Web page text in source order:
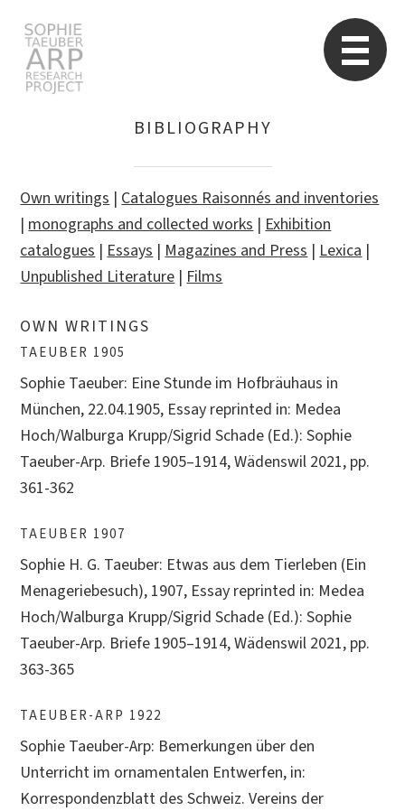
for:
BIBLIOGRAPHY
Own writings|Catalogues Raisonnés and inventories
|monographs and collected works|Exhibition
catalogues|Essays|Magazines and Press|Lexica|
Unpublished Literature|Films
OWN WRITINGS
TAEUBER 1905
Sophie Taeuber: Eine Stunde im Hofbräuhaus in
München, 22.04.1905, Essay reprinted in: Medea
Hoch/Walburga Krupp/Sigrid Schade (Ed.): Sophie
Taeuber-Arp. Briefe 1905–1914, Wädenswil 2021, pp.
361-362
TAEUBER 1907
Sophie H. G. Taeuber: Etwas aus dem Tierleben (Ein
Menageriebesuch), 1907, Essay reprinted in: Medea
Hoch/Walburga Krupp/Sigrid Schade (Ed.): Sophie
Taeuber-Arp. Briefe 1905–1914, Wädenswil 2021, pp.
363-365
TAEUBER-ARP 1922
Sophie Taeuber-Arp: Bemerkungen über den
Unterricht im ornamentalen Entwerfen, in:
Korrespondenzblatt des Schweiz. Vereins der